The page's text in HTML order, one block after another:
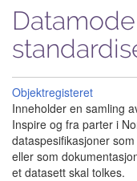
Objektregisteret
Inneholder en samling
Inspire og fra parter i
dataspesifikasjoner
eller som
et datasett skal tolkes.